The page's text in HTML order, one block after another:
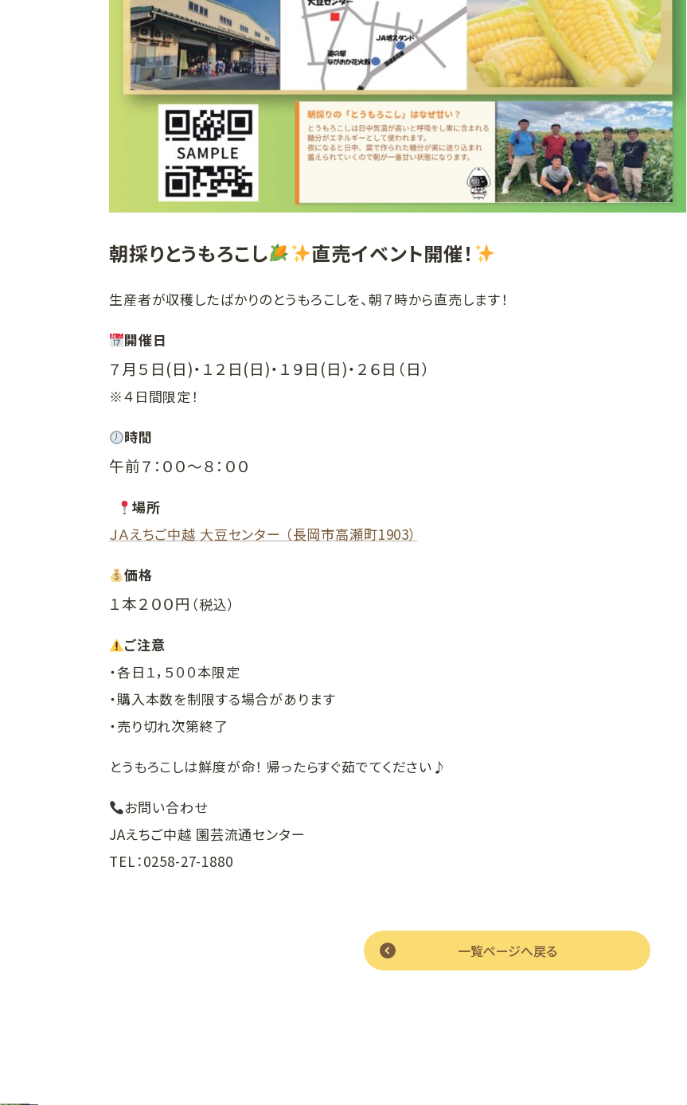
朝採りとうもろこし 直売イベント開催！
生産者が収穫したばかりのとうもろこしを、朝７時から直売します！
開催日
７月５日(日)・１２日(日)・１９日(日)・２６日（日）
※４日間限定！
時間
午前７：００〜８：００
場所
ＪＡえちご中越 大豆センター （長岡市高瀬町1903）
価格
１本２００円 （税込）
ご注意
・各日１，５００本限定
・購入本数を制限する場合があります
・売り切れ次第終了
とうもろこしは鮮度が命！ 帰ったらすぐ茹でてください♪
お問い合わせ
JAえちご中越 園芸流通センター
TEL：0258-27-1880
一覧ページへ戻る